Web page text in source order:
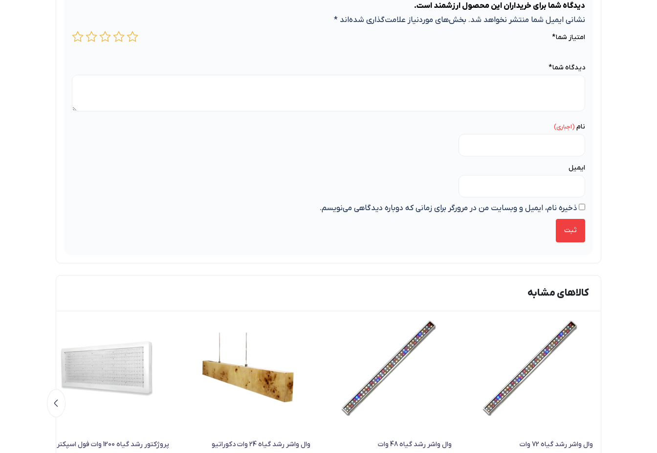
دیدگاه شما برای خریداران این محصول ارزشمند است.
نشانی ایمیل شما منتشر نخواهد شد. بخش‌های موردنیاز علامت‌گذاری شده‌اند *
امتیاز شما*
دیدگاه شما*
نام
ایمیل
ذخیره نام، ایمیل و وبسایت من در مرورگر برای زمانی که دوباره دیدگاهی می‌نویسم.
کالاهای مشابه
وال واشر رشد گیاه 72 وات وال واشر رشد گیاه 48 وات وال واشر رشد گیاه 24 وات دکوراتیو پروژکتور رشد گیاه 1200 وات فول اسپکتروم